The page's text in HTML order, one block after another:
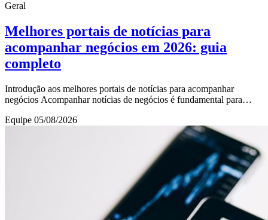
Geral
Melhores portais de notícias para
acompanhar negócios em 2026: guia
completo
Introdução aos melhores portais de notícias para acompanhar
negócios Acompanhar notícias de negócios é fundamental para
Equipe 05/08/2026